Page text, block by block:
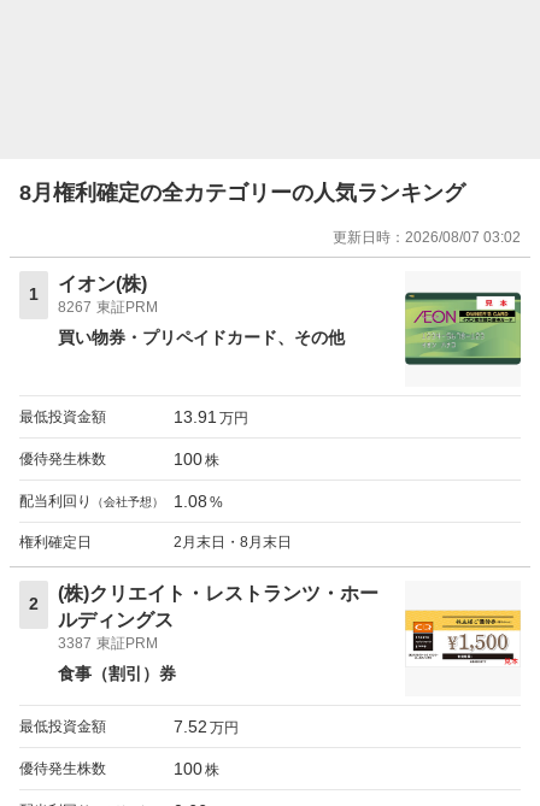
8月権利確定の全カテゴリーの人気ランキング
更新日時： 2026/08/07 03:02
1
イオン(株)
8267 東証PRM
買い物券・プリペイドカード その他
最低投資金額 13.91 万円
優待発生株数 100株
配当利回り （会社予想） 1.08 %
権利確定日 2月末日・8月末日
2
(株)クリエイト・レストランツ・ホー
ルディングス
3387 東証PRM
食事（割引）券
最低投資金額 7.52 万円
優待発生株数 100株